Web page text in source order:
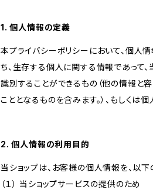
1. 個人情報の定義
本プライバシーポリシーにおいて、個人
ち、生存する個人に関する情報であって
識別することができるもの（他の情報と
こととなるものを含みます。）、もしく
2. 個人情報の利用目的
当ショップは、お客様の個人情報を、以下
（１） 当ショップサービスの提供のため